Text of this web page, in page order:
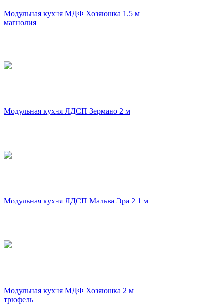
Модульная кухня МДФ Хозяюшка 1.5 м
магнолия
Модульная кухня ЛДСП Зермано 2 м
Модульная кухня ЛДСП Мальва Эра 2.1 м
Модульная кухня МДФ Хозяюшка 2 м
трюфель